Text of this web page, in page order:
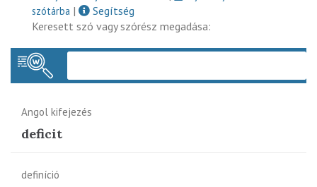
szótárba |
Segítség
Keresett szó vagy szórész megadása:
Angol kifejezés
deficit
definíció